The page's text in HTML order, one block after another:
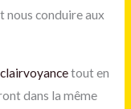
nous conduire aux
clairvoyancetout en
dans la même